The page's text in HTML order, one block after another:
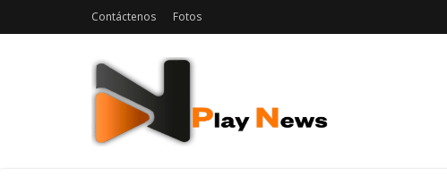
Contáctenos Fotos